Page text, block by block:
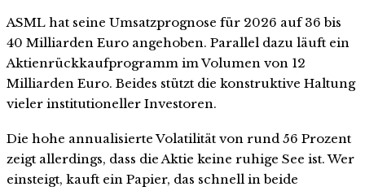
ASML hat seine Umsatzprognose für 2026 auf 36 bis
40 Milliarden Euro angehoben. Parallel dazu läuft ein
Aktienrückkaufprogramm im Volumen von 12
Milliarden Euro. Beides stützt die konstruktive Haltung
vieler institutioneller Investoren.
Die hohe annualisierte Volatilität von rund 56 Prozent
zeigt allerdings, dass die Aktie keine ruhige See ist. Wer
einsteigt, kauft ein Papier, das schnell in beide